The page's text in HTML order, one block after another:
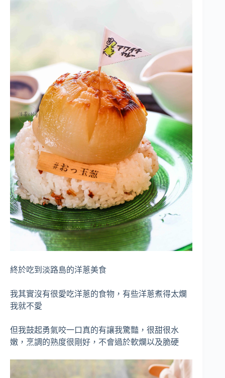
終於吃到淡路島的洋蔥美食
我其實沒有很愛吃洋蔥的食物，有些洋蔥煮得太爛
我就不愛
但我鼓起勇氣咬一口真的有讓我驚豔，很甜很水
嫩，烹調的熟度很剛好，不會過於軟爛以及脆硬